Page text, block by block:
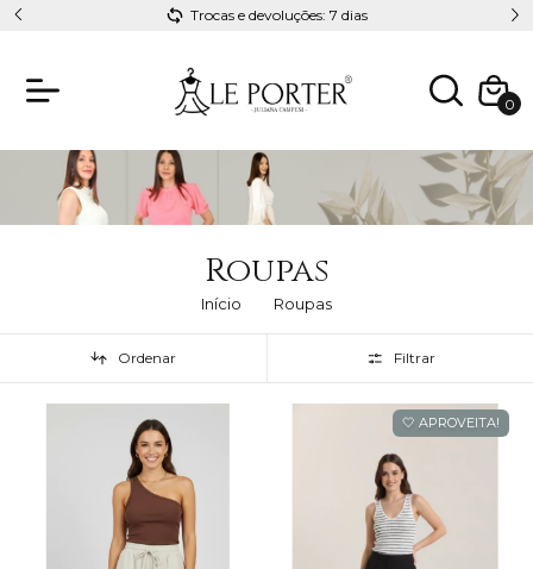
Esteja sempre linda com Le Porter
0
Roupas
Início Roupas
Ordenar Filtrar
🤍 APROVEITA!